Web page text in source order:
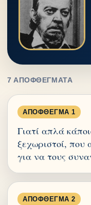
7 ΑΠΟΦΘΈΓΜΑΤΑ
ΑΠΌΦΘΕΓΜΑ 1
Γιατί απλά
ξεχωριστοί, που
για να τους
ΑΠΌΦΘΕΓΜΑ 2